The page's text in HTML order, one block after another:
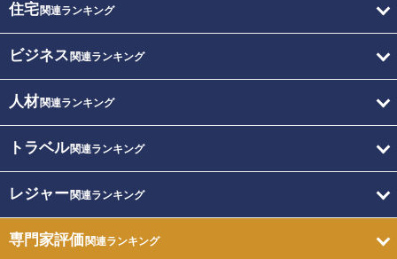
住宅関連ランキング
ビジネス 関連ランキング
人材関連ランキング
トラベル関連ランキング
レジャー関連ランキング
専門家評価関連ランキング